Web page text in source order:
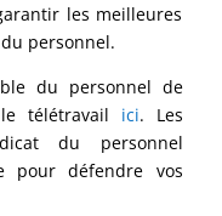
les meilleures
personnel.
du personnel de
télétravail ici. Les
du personnel
pour défendre vos